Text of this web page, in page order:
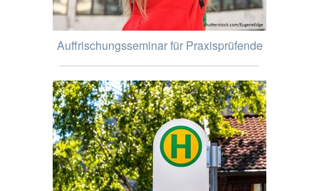
Auffrischungsseminar für Praxisprüfende